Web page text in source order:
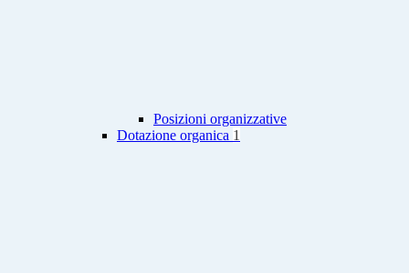
Posizioni organizzative
Dotazione organica 1